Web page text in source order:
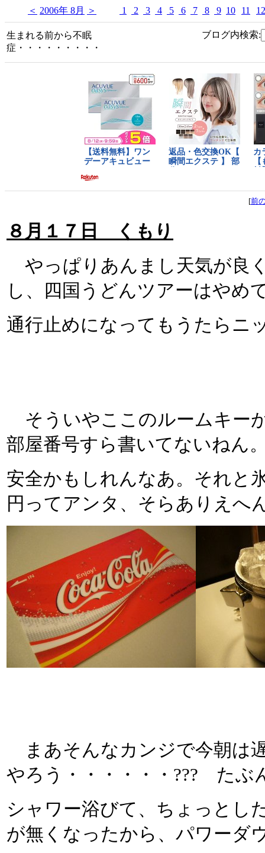
＜ 2006年 8月 ＞ 1 2 3 4 5 6 7 8 9 10 11 12
生まれる前から不眠
症・・・・・・・・・
ブログ内検索:
[前
８月１７日 くもり
やっぱりあんまし天気が良
し、四国うどんツアーはやめ
通行止めになってもうたらニ
そういやここのルームキー
部屋番号すら書いてないねん
安全かもしれんなあ。それと
円ってアンタ、そらありえへ
まあそんなカンジで今朝は
やろう・・・・・・??? たぶ
シャワー浴びて、ちょっとし
が無くなったから、パワーダ